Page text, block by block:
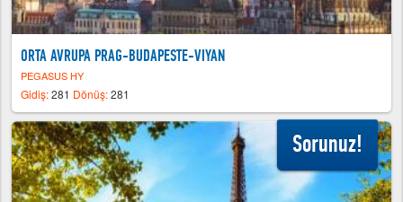
ORTA AVRUPA PRAG-BUDAPESTE-VIYAN
PEGASUS HY
Gidiş:281 Dönüş:281
Sorunuz!